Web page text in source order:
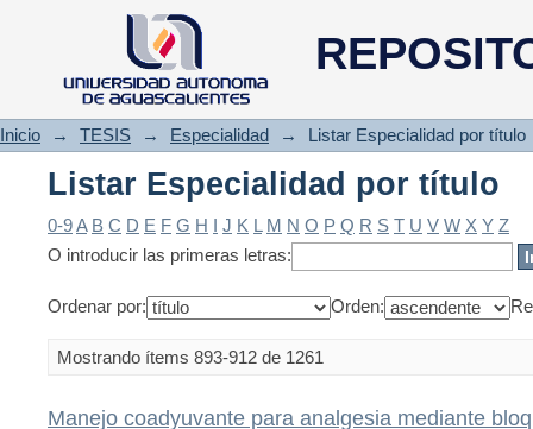
Listar Especialidad por título
Inicio → TESIS → Especialidad → Listar Especialidad por título
Listar Especialidad por título
0-9A B C D E F G H I J K L M N O P Q R S T U V W X Y Z
O introducir las primeras letras:
Ordenar por: Orden:
Mostrando ítems 893-912 de 1261
Manejo coadyuvante para analgesia mediante